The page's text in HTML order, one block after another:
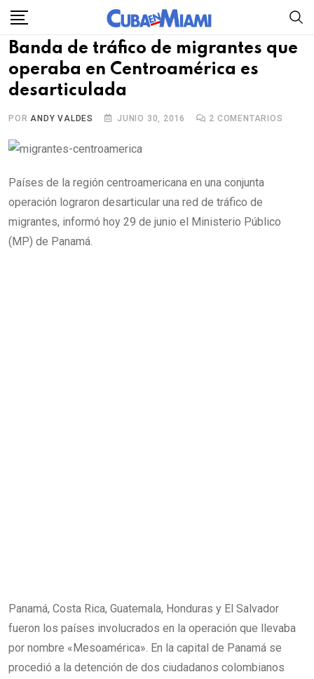
Skip
content
Banda de tráfico de migrantes que
operaba en Centroamérica es
desarticulada
PORANDY VALDES JUNIO 30, 2016 2 COMENTARIOS
Países de la región centroamericana en una conjunta
operación lograron desarticular una red de tráfico de
migrantes, informó hoy 29 de junio el Ministerio Público
(MP) de Panamá.
Panamá, Costa Rica, Guatemala, Honduras y El Salvador
fueron los países involucrados en la operación que llevaba
por nombre «Mesoamérica». En la capital de Panamá se
procedió a la detención de dos ciudadanos colombianos